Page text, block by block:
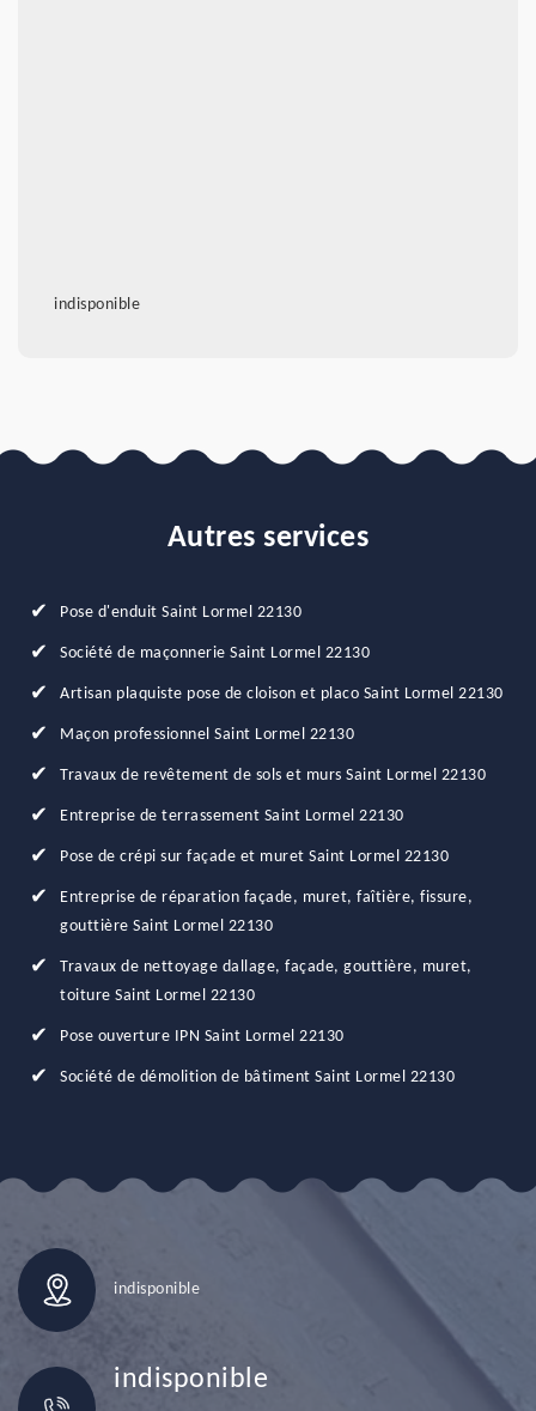
indisponible
Autres services
Pose d'enduit Saint Lormel 22130
Société de maçonnerie Saint Lormel 22130
Artisan plaquiste pose de cloison et placo Saint Lormel 22130
Maçon professionnel Saint Lormel 22130
Travaux de revêtement de sols et murs Saint Lormel 22130
Entreprise de terrassement Saint Lormel 22130
Pose de crépi sur façade et muret Saint Lormel 22130
Entreprise de réparation façade, muret, faîtière, fissure,
gouttière Saint Lormel 22130
Travaux de nettoyage dallage, façade, gouttière, muret,
toiture Saint Lormel 22130
Pose ouverture IPN Saint Lormel 22130
Société de démolition de bâtiment Saint Lormel 22130
indisponible
indisponible